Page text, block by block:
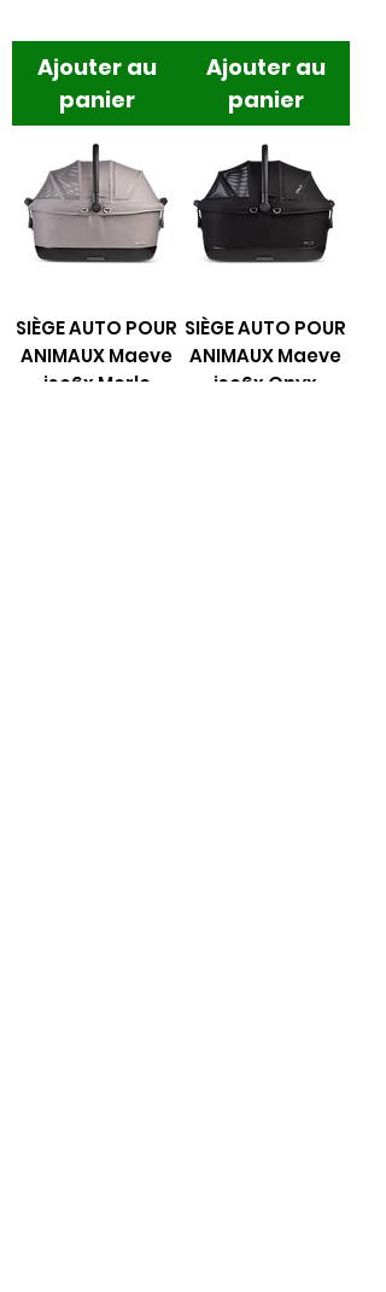
Ajouter au
panier
Ajouter au
panier
SIÈGE AUTO POUR
ANIMAUX Maeve
iso6x Merle
SIÈGE AUTO POUR
ANIMAUX Maeve
iso6x Onyx